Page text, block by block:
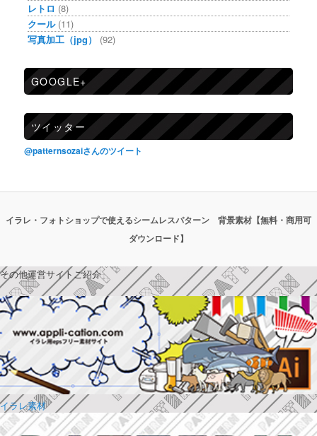
レトロ (8)
クール(11)
写真加工（jpg）
(92)
GOOGLE+
ツイッター
@patternsozaiさんのツイート
イラレ・フォトショップで使えるシームレスパターン 背景素材【無料・商用可
ダウンロード】
その他運営サイトご紹介
イラレ素材